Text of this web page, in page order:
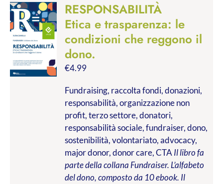
RESPONSABILITÀ
Etica e trasparenza: le
condizioni che reggono il
dono.
€4.99
Fundraising, raccolta fondi, donazioni,
responsabilità, organizzazione non
profit, terzo settore, donatori,
responsabilità sociale, fundraiser, dono,
sostenibilità, volontariato, advocacy,
major donor, donor care, CTA Il libro fa
parte della collana Fundraiser. L’alfabeto
del dono, composto da 10 ebook. Il